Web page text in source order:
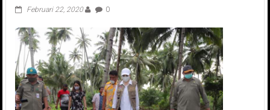
Februari 22, 2020 0